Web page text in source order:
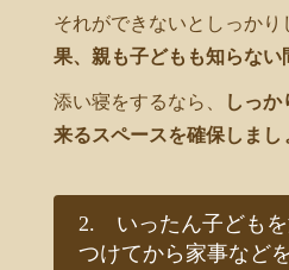
それができないとしっかり
果、親も子どもも知らない
添い寝をするなら、
しっ
来るスペースを確保しまし
2. いったん子どもを
つけてから家事など